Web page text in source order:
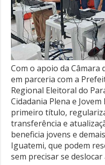
Com o apoio da Câmara
em parceria com a
Regional Eleitoral do
Cidadania Plena e
primeiro título,
transferência e
beneficia jovens e
Iguatemi, que podem
sem precisar se